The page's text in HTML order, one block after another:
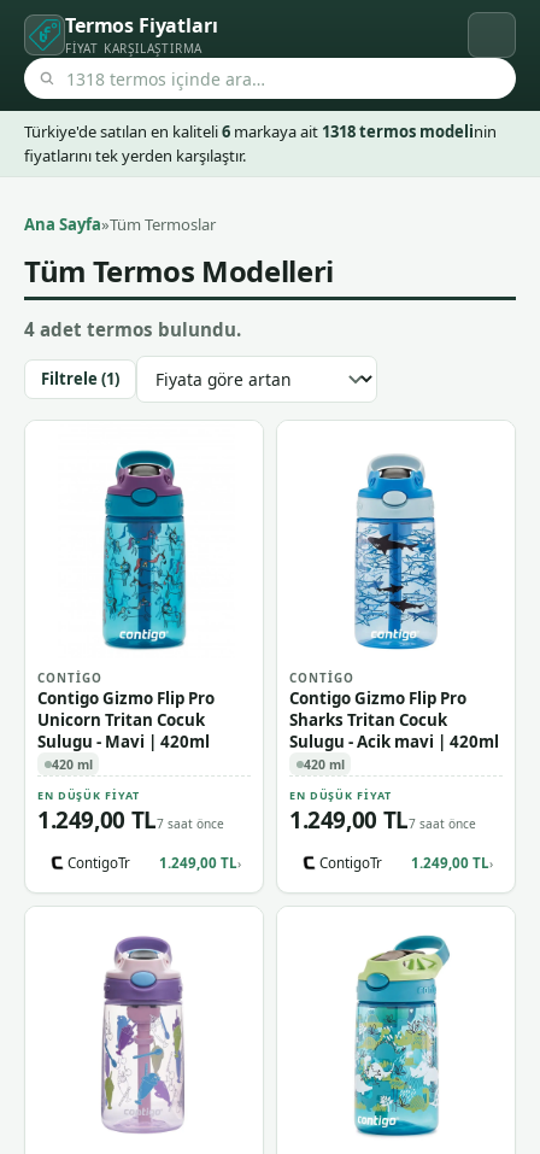
Termos Fiyatları
FIYAT KARŞILAŞTIRMA
Türkiye'de satılan en kaliteli6 markaya ait 1318 termos modelinin
fiyatlarını tek yerden karşılaştır.
Ana Sayfa»Tüm Termoslar
Tüm Termos Modelleri
4 adet termos bulundu.
Filtrele (1)
CONTIGO
Contigo Gizmo Flip Pro
Unicorn Tritan Cocuk
Sulugu - Mavi | 420ml
420 ml
EN DÜŞÜK FIYAT
1.249,00 TL7 saat önce
ContigoTr 1.249,00 TL›
CONTIGO
Contigo Gizmo Flip Pro
Sharks Tritan Cocuk
Sulugu - Acik mavi | 420ml
420 ml
EN DÜŞÜK FIYAT
1.249,00 TL7 saat önce
ContigoTr 1.249,00 TL›